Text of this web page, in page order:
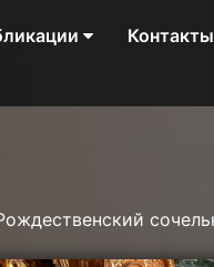
Контакты